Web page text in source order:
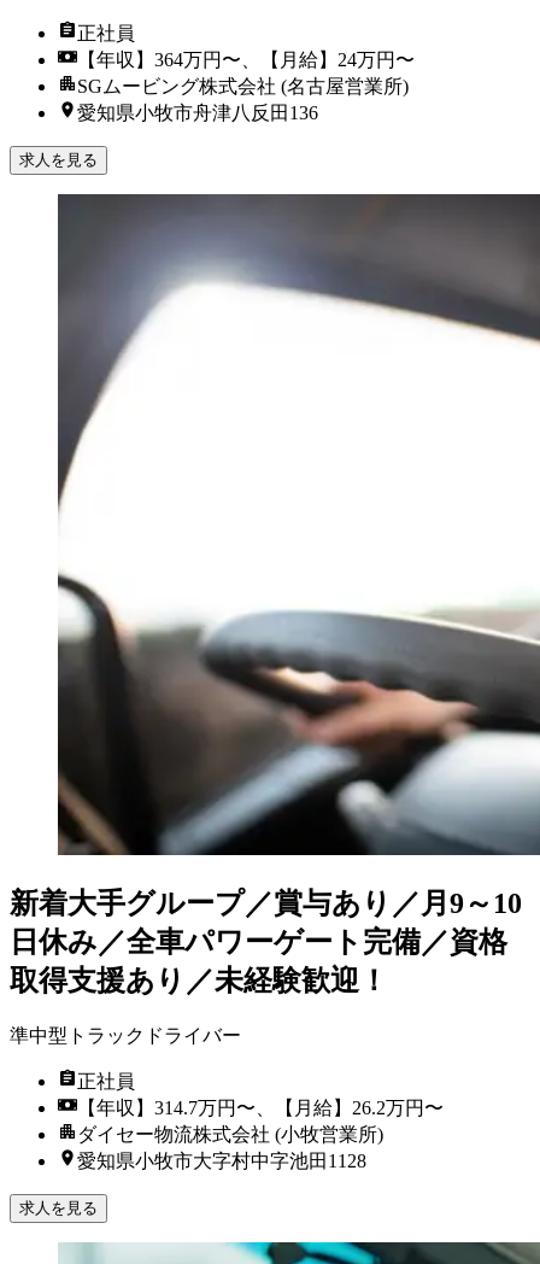
正社員
【年収】364万円〜、【月給】24万円〜
SGムービング株式会社 (名古屋営業所)
愛知県小牧市舟津八反田136
求人を見る
新着大手グループ／賞与あり／月9～10
日休み／全車パワーゲート完備／資格
取得支援あり／未経験歓迎！
準中型トラックドライバー
正社員
【年収】314.7万円〜、【月給】26.2万円〜
ダイセー物流株式会社 (小牧営業所)
愛知県小牧市大字村中字池田1128
求人を見る